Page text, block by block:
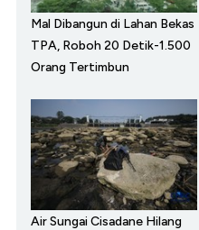
Mal Dibangun di Lahan Bekas
TPA, Roboh 20 Detik-1.500
Orang Tertimbun
Air Sungai Cisadane Hilang